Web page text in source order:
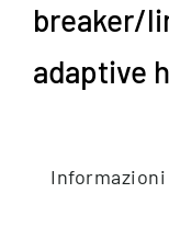
breaker/
adaptive
Informazioni